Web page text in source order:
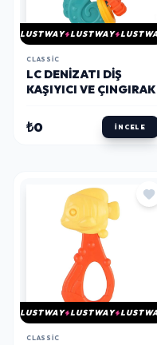
LUSTWAY LUSTWAY
CLASSIC
LC DENIZATI DIŞ
KAŞIYICI VE ÇINGIRAK
₺0 İNCELE
LUSTWAY LUSTWAY
CLASSIC